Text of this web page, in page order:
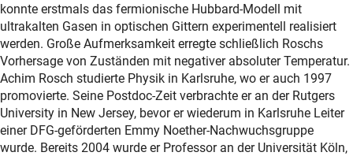
konnte erstmals das fermionische Hubbard-Modell mit
ultrakalten Gasen in optischen Gittern experimentell realisiert
werden. Große Aufmerksamkeit erregte schließlich Roschs
Vorhersage von Zuständen mit negativer absoluter Temperatur.
Achim Rosch studierte Physik in Karlsruhe, wo er auch 1997
promovierte. Seine Postdoc-Zeit verbrachte er an der Rutgers
University in New Jersey, bevor er wiederum in Karlsruhe Leiter
einer DFG-geförderten Emmy Noether-Nachwuchsgruppe
wurde. Bereits 2004 wurde er Professor an der Universität Köln,